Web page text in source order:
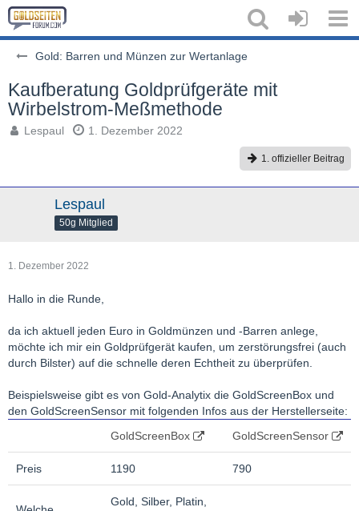
Gold: Barren und Münzen zur Wertanlage
Kaufberatung Goldprüfgeräte mit
Wirbelstrom-Meßmethode
Lespaul 1. Dezember 2022
1. offizieller Beitrag
Lespaul
50g Mitglied
1. Dezember 2022
Hallo in die Runde,
da ich aktuell jeden Euro in Goldmünzen und -Barren anlege,
möchte ich mir ein Goldprüfgerät kaufen, um zerstörungsfrei (auch
durch Bilster) auf die schnelle deren Echtheit zu überprüfen.
Beispielsweise gibt es von Gold-Analytix die GoldScreenBox und
den GoldScreenSensor mit folgenden Infos aus der Herstellerseite:
GoldScreenBox
GoldScreenSensor
Preis 1190 790
Gold, Silber, Platin,